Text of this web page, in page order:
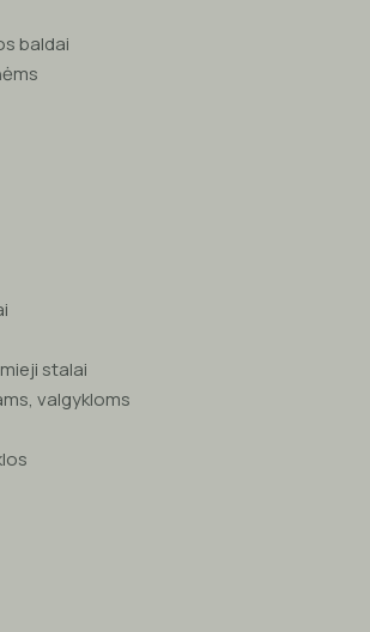
baldai
stalai
valgykloms